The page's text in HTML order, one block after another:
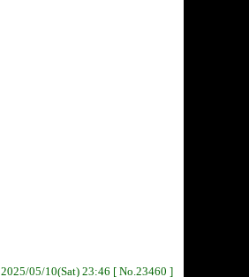
2025/05/10(Sat) 23:46 [ No.23460 ]